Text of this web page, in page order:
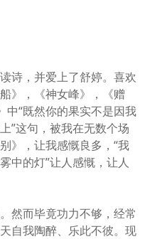
诗，并爱上了舒婷。喜欢
》，《神女峰》，《赠
“既然你的果实不是因我
”这句，被我在无数个场
》，让我感慨良多，“我
中的灯”让人感慨，让人
然而毕竟功力不够，经常
自我陶醉、乐此不彼。现